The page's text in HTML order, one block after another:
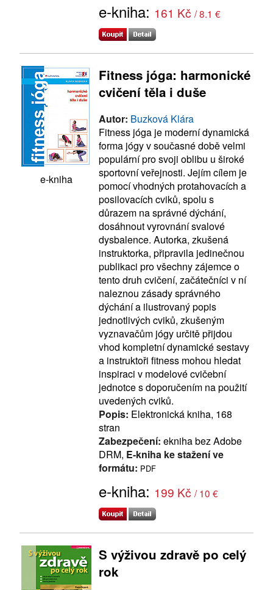
e-kniha: 161 Kč / 8.1 €
e-kniha
Fitness jóga: harmonické
cvičení těla i duše
Autor: Buzková Klára
Fitness jóga je moderní dynamická
forma jógy v současné době velmi
populární pro svoji oblibu u široké
sportovní veřejnosti. Jejím cílem je
pomocí vhodných protahovacích a
posilovacích cviků, spolu s
důrazem na správné dýchání,
dosáhnout vyrovnání svalové
dysbalence. Autorka, zkušená
instruktorka, připravila jedinečnou
publikaci pro všechny zájemce o
tento druh cvičení, začátečníci v ní
naleznou zásady správného
dýchání a ilustrovaný popis
jednotlivých cviků, zkušeným
vyznavačům jógy určitě přijdou
vhod kompletní dynamické sestavy
a instruktoři fitness mohou hledat
inspiraci v modelové cvičební
jednotce s doporučením na použití
uvedených cviků.
Popis: Elektronická kniha, 168
stran
Zabezpečení: ekniha bez Adobe
DRM, E-kniha ke stažení ve
formátu: PDF
e-kniha: 199 Kč / 10 €
S výživou zdravě po celý
rok